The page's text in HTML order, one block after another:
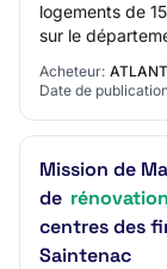
logements de
sur le
Acheteur:
Date de
Mission de
de
centres des
Saintenac